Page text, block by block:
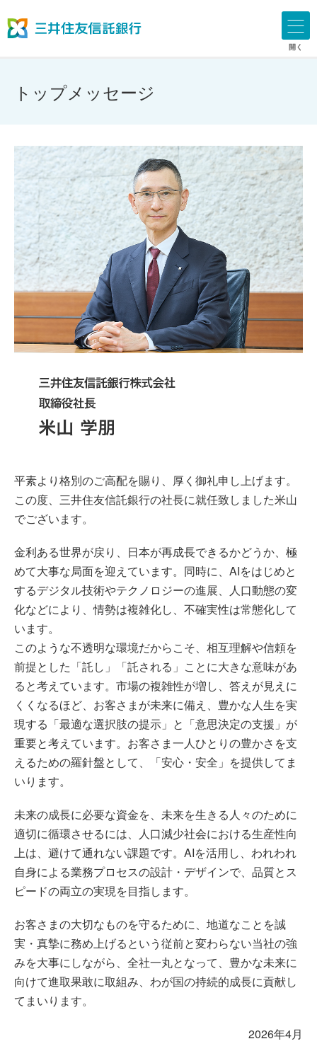
開く
トップメッセージ
平素より格別のご高配を賜り、厚く御礼申し上げます。
この度、三井住友信託銀行の社長に就任致しました米山
でございます。
金利ある世界が戻り、日本が再成長できるかどうか、極
めて大事な局面を迎えています。同時に、AIをはじめと
するデジタル技術やテクノロジーの進展、人口動態の変
化などにより、情勢は複雑化し、不確実性は常態化して
います。
このような不透明な環境だからこそ、相互理解や信頼を
前提とした「託し」「託される」ことに大きな意味があ
ると考えています。市場の複雑性が増し、答えが見えに
くくなるほど、お客さまが未来に備え、豊かな人生を実
現する「最適な選択肢の提示」と「意思決定の支援」が
重要と考えています。お客さま一人ひとりの豊かさを支
えるための羅針盤として、「安心・安全」を提供してま
いります。
未来の成長に必要な資金を、未来を生きる人々のために
適切に循環させるには、人口減少社会における生産性向
上は、避けて通れない課題です。AIを活用し、われわれ
自身による業務プロセスの設計・デザインで、品質とス
ピードの両立の実現を目指します。
お客さまの大切なものを守るために、地道なことを誠
実・真摯に務め上げるという従前と変わらない当社の強
みを大事にしながら、全社一丸となって、豊かな未来に
向けて進取果敢に取組み、わが国の持続的成長に貢献し
てまいります。
2026年4月